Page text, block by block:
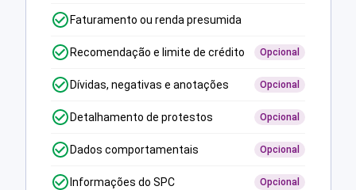
Faturamento ou renda presumida
Recomendação e limite de crédito Opcional
Dívidas, negativas e anotações Opcional
Detalhamento de protestos Opcional
Dados comportamentais Opcional
Informações do SPC Opcional